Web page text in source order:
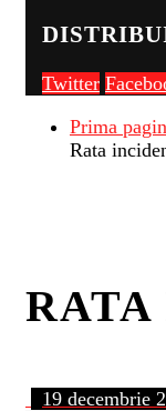
Twitter
Prima
Rata
19 decembrie